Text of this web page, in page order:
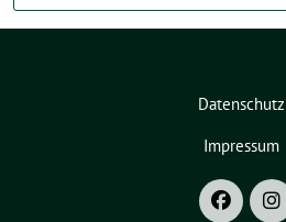
Datenschutz
Impressum